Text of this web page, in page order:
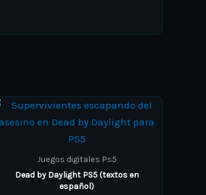
Juegos digitales Ps5
Dead by Daylight PS5 (textos en
español)
Price
ARS 11.000,00
This
product
has
multiple
variants.
The